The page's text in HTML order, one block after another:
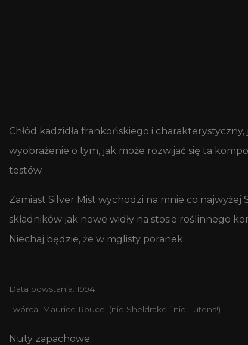
Chłód kadzidła frankońskiego i
wyobrażenie o tym, jak może rozwijać się ta
testów.
Zamiast Silver Mist wychodzi na mnie co
składników jak nowe widły na stosie roślinnego
Niechaj będzie, że w mglisty poranek.
Data powstania: 1994
Twórca: Maurice Roucel (nie Sheldrake i nie Lutens!)
Nuty zapachowe: